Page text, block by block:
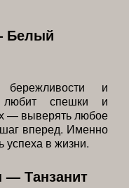
Белый
и
любит спешки и
— выверять любое
вперед. Именно
успеха в жизни.
Танзанит